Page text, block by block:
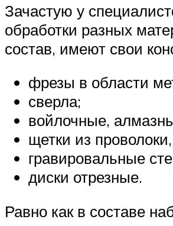
Зачастую у
обработки разных
состав, имеют свои
фрезы в области
сверла;
войлочные,
щетки из
гравировальные
диски отрезные.
Равно как в составе